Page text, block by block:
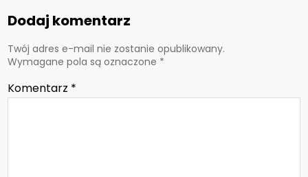
Dodaj komentarz
Twój adres e-mail nie zostanie opublikowany.
Wymagane pola są oznaczone *
Komentarz *